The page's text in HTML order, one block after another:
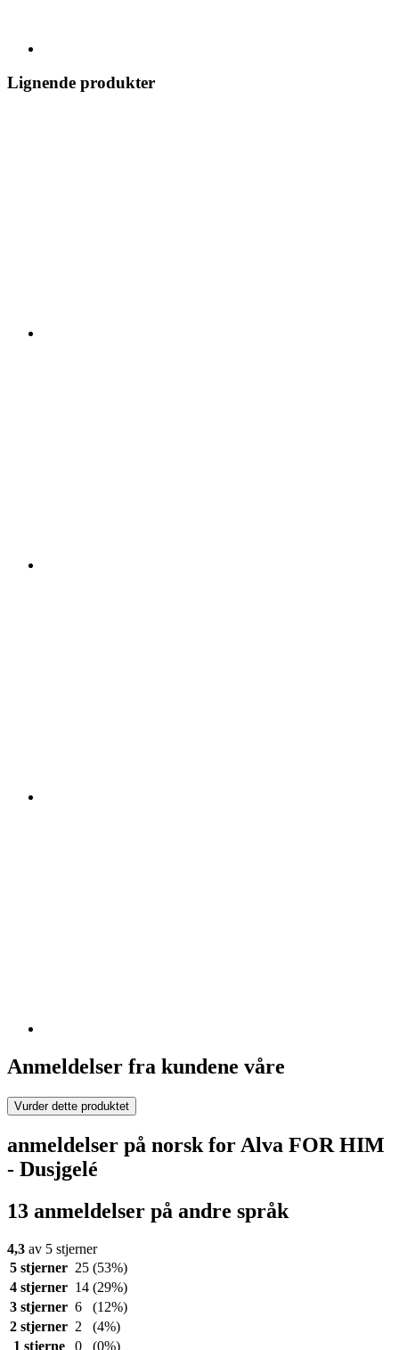
Lignende produkter
Anmeldelser fra kundene våre
Vurder dette produktet
anmeldelser på norsk for Alva FOR HIM
- Dusjgelé
13 anmeldelser på andre språk
4,3 av 5 stjerner
5 stjerner 25 (53%)
4 stjerner 14 (29%)
3 stjerner 6
(12%)
2 stjerner 2
(4%)
1 stjerne
0 (0%)